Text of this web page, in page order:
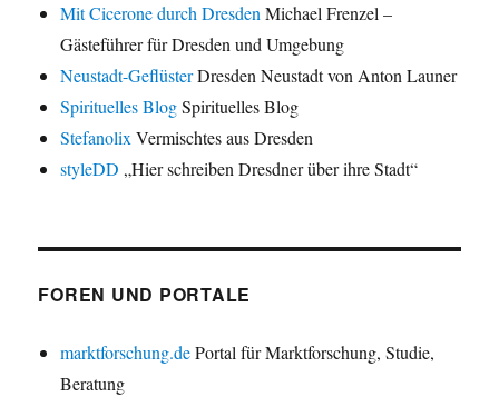
Mit Cicerone durch DresdenMichael Frenzel –
Gästeführer für Dresden und Umgebung
Neustadt-GeflüsterDresden Neustadt von Anton Launer
Spirituelles BlogSpirituelles Blog
StefanolixVermischtes aus Dresden
styleDD „Hier schreiben Dresdner über ihre Stadt“
FOREN UND PORTALE
marktforschung.dePortal für Marktforschung, Studie,
Beratung